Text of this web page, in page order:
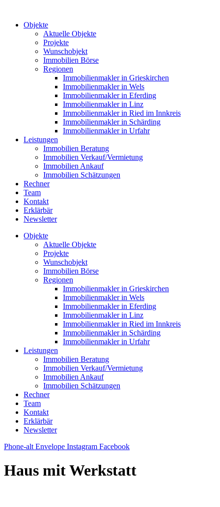
Objekte
Aktuelle Objekte
Projekte
Wunschobjekt
Immobilien Börse
Regionen
Immobilienmakler in Grieskirchen
Immobilienmakler in Wels
Immobilienmakler in Eferding
Immobilienmakler in Linz
Immobilienmakler in Ried im Innkreis
Immobilienmakler in Schärding
Immobilienmakler in Urfahr
Leistungen
Immobilien Beratung
Immobilien Verkauf/Vermietung
Immobilien Ankauf
Immobilien Schätzungen
Rechner
Team
Kontakt
Erklärbär
Newsletter
Objekte
Aktuelle Objekte
Projekte
Wunschobjekt
Immobilien Börse
Regionen
Immobilienmakler in Grieskirchen
Immobilienmakler in Wels
Immobilienmakler in Eferding
Immobilienmakler in Linz
Immobilienmakler in Ried im Innkreis
Immobilienmakler in Schärding
Immobilienmakler in Urfahr
Leistungen
Immobilien Beratung
Immobilien Verkauf/Vermietung
Immobilien Ankauf
Immobilien Schätzungen
Rechner
Team
Kontakt
Erklärbär
Newsletter
Phone-alt Envelope Instagram Facebook
Haus mit Werkstatt